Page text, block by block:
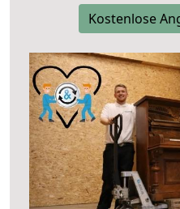
Kostenlose